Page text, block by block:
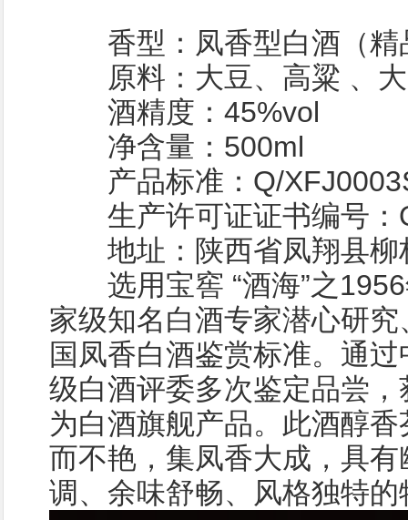
香型：凤香型白酒（精
原料：大豆、高粱 、大
酒精度：45%vol
净含量：500ml
产品标准：Q/
生产许可证证书编号：
地址：陕西省凤翔县柳
选用宝窖 “酒海”之1956
家级知名白酒专家潜心研
国凤香白酒鉴赏标准。通
级白酒评委多次鉴定品尝
为白酒旗舰产品。此酒醇
而不艳，集凤香大成，具
调、余味舒畅、风格独特的